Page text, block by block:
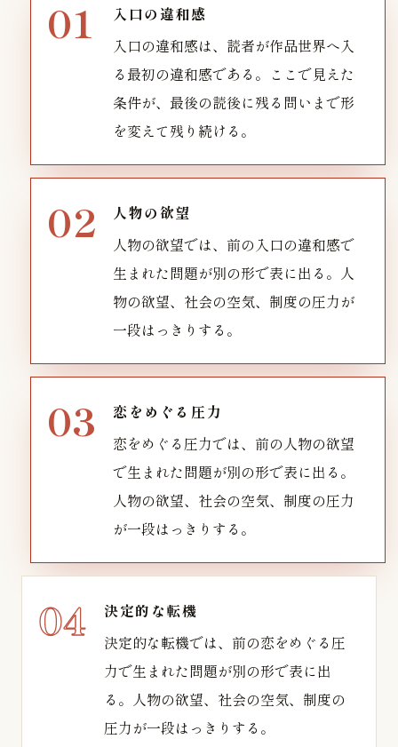
入口の違和感
入口の違和感は、読者が作品世界へ入
る最初の違和感である。ここで見えた
条件が、最後の読後に残る問いまで形
を変えて残り続ける。
人物の欲望
人物の欲望では、前の入口の違和感で
生まれた問題が別の形で表に出る。人
物の欲望、社会の空気、制度の圧力が
一段はっきりする。
恋をめぐる圧力
恋をめぐる圧力では、前の人物の欲望
で生まれた問題が別の形で表に出る。
人物の欲望、社会の空気、制度の圧力
が一段はっきりする。
決定的な転機
決定的な転機では、前の恋をめぐる圧
力で生まれた問題が別の形で表に出
る。人物の欲望、社会の空気、制度の
圧力が一段はっきりする。